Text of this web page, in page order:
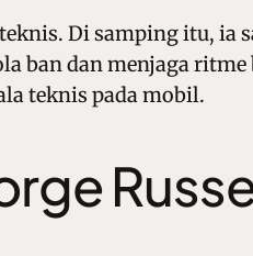
Di samping itu,
ban dan menjaga
teknis pada mobil.